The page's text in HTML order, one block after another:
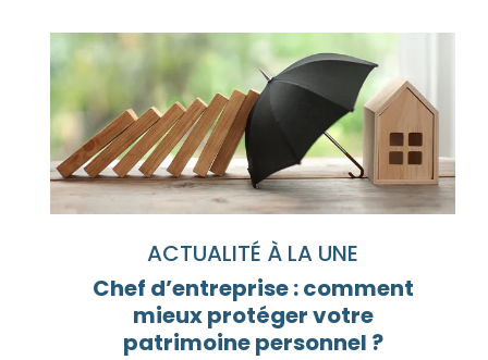
ACTUALITÉ À LA UNE
Chef d’entreprise : comment
mieux protéger votre
patrimoine personnel ?